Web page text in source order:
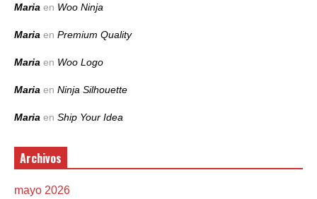
Maria en Woo Ninja
Maria en Premium Quality
Maria en Woo Logo
Maria en Ninja Silhouette
Maria en Ship Your Idea
Archivos
mayo 2026